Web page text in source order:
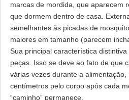
marcas de mordida, que aparecem
que dormem dentro de casa.
semelhantes às picadas de
maiores em tamanho (parecem
Sua principal característica
peças. Isso se deve ao fato de que
várias vezes durante a
centímetros pelo corpo após cada
“caminho” permanece.